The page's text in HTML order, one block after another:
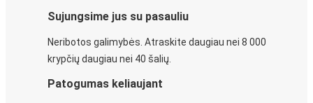
Sujungsime jus su pasauliu
Neribotos galimybės. Atraskite daugiau nei 8 000
krypčių daugiau nei 40 šalių.
Patogumas keliaujant